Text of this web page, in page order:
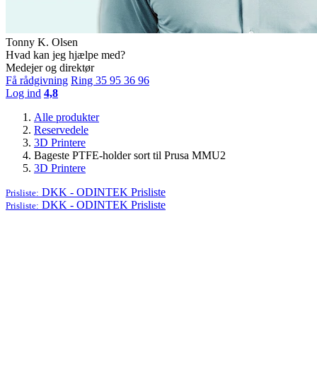
Tonny K. Olsen
Hvad kan jeg hjælpe med?
Medejer og direktør
Få rådgivning Ring 35 95 36 96
Log ind 4,8
Alle produkter
Reservedele
3D Printere
Bageste PTFE-holder sort til Prusa MMU2
3D Printere
Prisliste: DKK - ODINTEK Prisliste
Prisliste: DKK - ODINTEK Prisliste